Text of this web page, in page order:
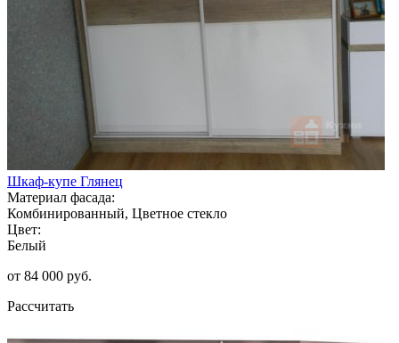
Шкаф-купе Глянец
Материал фасада:
Комбинированный, Цветное стекло
Цвет:
Белый
от 84 000 руб.
Рассчитать